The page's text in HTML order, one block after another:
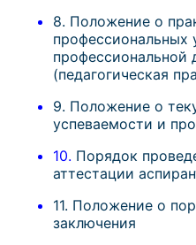
8. Положение о
профессиональных
профессиональной
(педагогическая
9. Положение о
успеваемости и
10. Порядок
аттестации
11. Положение о
заключения